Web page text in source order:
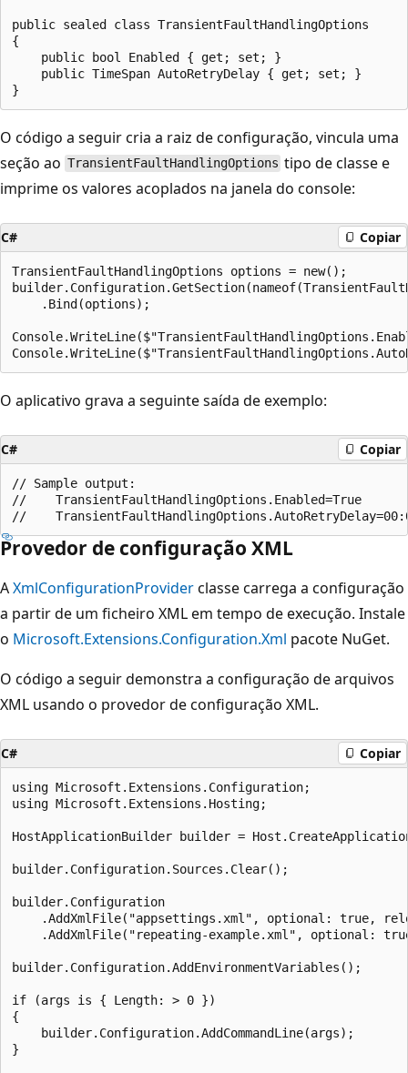
public sealed class TransientFaultHandlingOptions
{
    public bool Enabled { get; set; }
    public TimeSpan AutoRetryDelay { get; set; }
O código a seguir cria a raiz de configuração, vincula uma
seção ao TransientFaultHandlingOptions tipo de classe e
imprime os valores acoplados na janela do console:
C# Copiar
TransientFaultHandlingOptions options = new();
    .Bind(options);
O aplicativo grava a seguinte saída de exemplo:
C# Copiar
// Sample output:
//    TransientFaultHandlingOptions.Enabled=True
Provedor de configuração XML
AXmlConfigurationProviderclasse carrega a configuração
a partir de um ficheiro XML em tempo de execução. Instale
o Microsoft.Extensions.Configuration.Xml pacote NuGet.
O código a seguir demonstra a configuração de arquivos
XML usando o provedor de configuração XML.
C# Copiar
using Microsoft.Extensions.Configuration;
using Microsoft.Extensions.Hosting;
HostApplicationBuilder builder =
builder.Configuration.Sources.Clear();
builder.Configuration
.AddXmlFile("appsettings.xml", optional: true,
.AddXmlFile("repeating-example.xml", optional:
builder.Configuration.AddEnvironmentVariables();
if (args is { Length: > 0 })
{
    builder.Configuration.AddCommandLine(args);
}